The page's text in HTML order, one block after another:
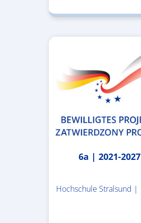
6a | 2021-2027
Hochschule Stralsund |